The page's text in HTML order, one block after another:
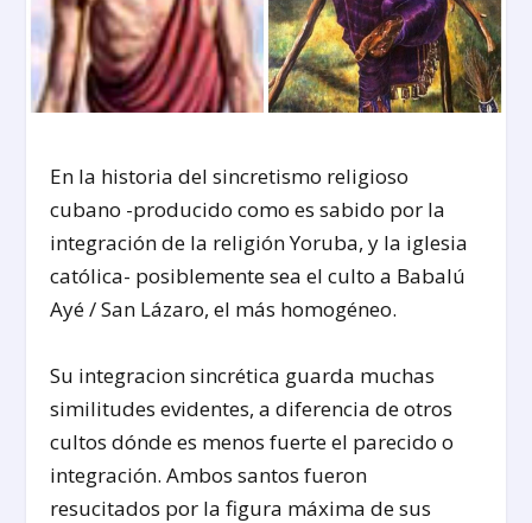
En la historia del sincretismo religioso
cubano -producido como es sabido por la
integración de la religión Yoruba, y la iglesia
católica- posiblemente sea el culto a Babalú
Ayé / San Lázaro, el más homogéneo.
Su integracion sincrética guarda muchas
similitudes evidentes, a diferencia de otros
cultos dónde es menos fuerte el parecido o
integración. Ambos santos fueron
resucitados por la figura máxima de sus